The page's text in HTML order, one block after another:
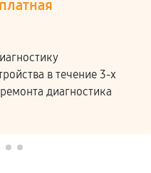
в течение 3-х
диагностика